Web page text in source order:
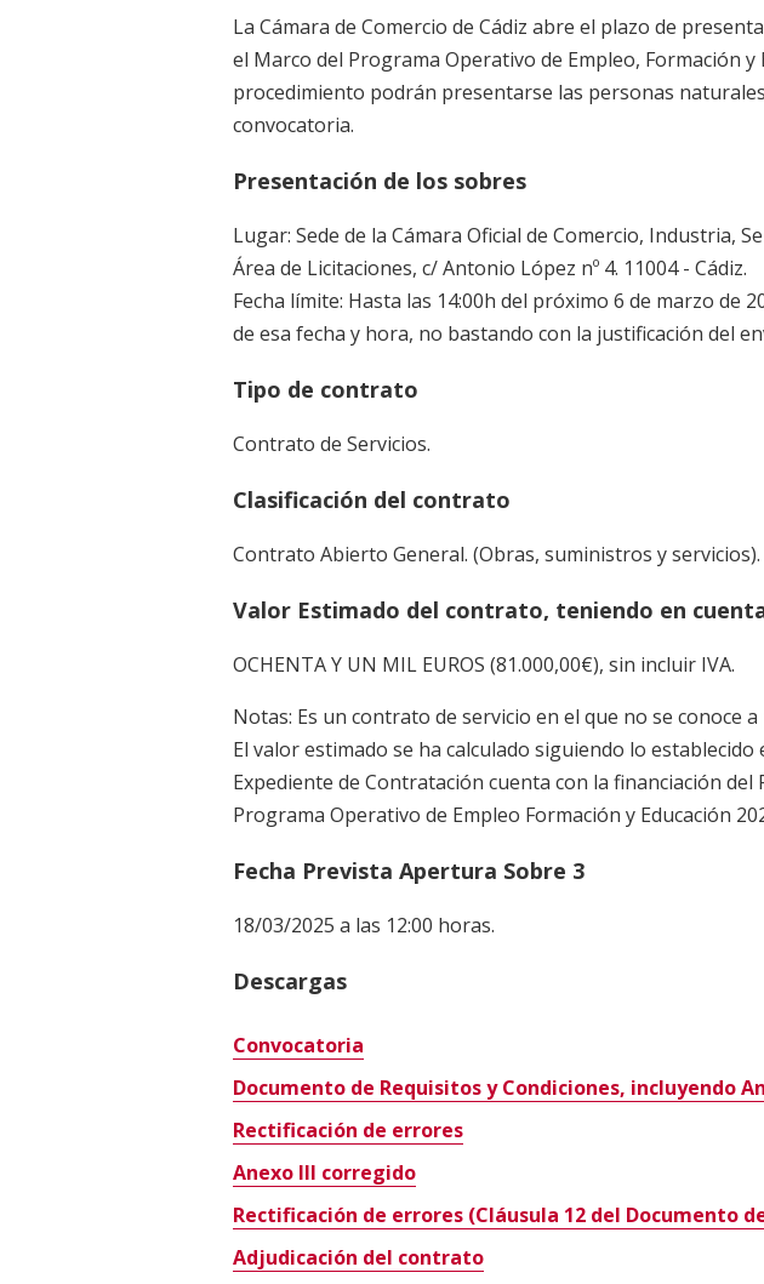
La Cámara de Comercio de Cádiz abre el plazo de
el Marco del Programa Operativo de Empleo, Formación
procedimiento podrán presentarse las personas
convocatoria.
Presentación de los sobres
Lugar: Sede de la Cámara Oficial de Comercio, Industria,
Área de Licitaciones, c/ Antonio López nº 4. 11004 - Cádiz.
Fecha límite: Hasta las 14:00h del próximo 6 de marzo
de esa fecha y hora, no bastando con la justificación del
Tipo de contrato
Contrato de Servicios.
Clasificación del contrato
Contrato Abierto General. (Obras, suministros y
Valor Estimado del contrato, teniendo en
OCHENTA Y UN MIL EUROS (81.000,00€), sin incluir IVA.
Notas: Es un contrato de servicio en el que no se
El valor estimado se ha calculado siguiendo lo
Expediente de Contratación cuenta con la financiación del
Programa Operativo de Empleo Formación y Educación
Fecha Prevista Apertura Sobre 3
18/03/2025 a las 12:00 horas.
Descargas
Convocatoria
Documento de Requisitos y Condiciones, incluyendo
Rectificación de errores
Anexo III corregido
Rectificación de errores (Cláusula 12 del Documento
Adjudicación del contrato